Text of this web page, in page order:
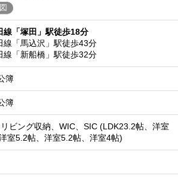
線「塚田」駅徒歩18分
線「馬込沢」駅徒歩43分
線「新船橋」駅徒歩32分
簿
簿
ビング収納、WIC、SIC (LDK23.2帖、洋室
室5.2帖、洋室5.2帖、洋室4帖)